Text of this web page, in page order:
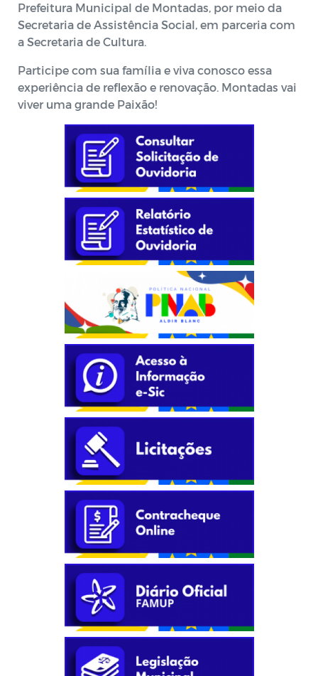
Prefeitura Municipal de Montadas, por meio da
Secretaria de Assistência Social, em parceria com
a Secretaria de Cultura.
Participe com sua família e viva conosco essa
experiência de reflexão e renovação. Montadas vai
viver uma grande Paixão!